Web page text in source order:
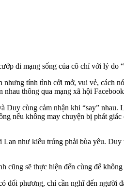
đi mạng sống của cô chỉ với lý do
nhưng tính tình cởi mở, vui vẻ,
nhau thông qua mạng xã hội
Duy cùng cảm nhận khi “say”
nếu không may chuyện bị phát
như kiểu trúng phải bùa yêu.
cũng sẽ thực hiện đến cùng để
đối phương, chỉ cần nghĩ đến